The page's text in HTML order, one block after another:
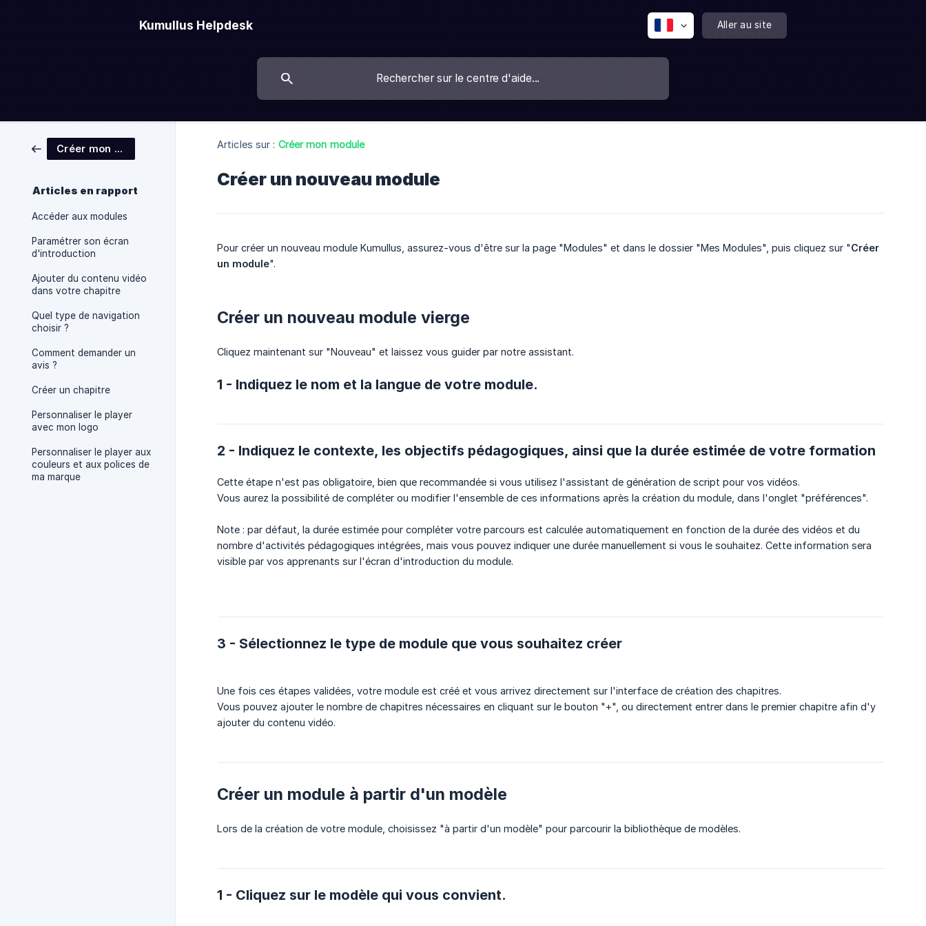
Kumullus Helpdesk Aller au site
Créer mon module
Articles en rapport
Accéder aux modules
Paramétrer son écran
d'introduction
Ajouter du contenu vidéo
dans votre chapitre
Quel type de navigation
choisir ?
Comment demander un
avis ?
Créer un chapitre
Personnaliser le player
avec mon logo
Personnaliser le player aux
couleurs et aux polices de
ma marque
Articles sur : Créer mon module
Créer un nouveau module
Pour créer un nouveau module Kumullus, assurez-vous d'être sur la page "Modules" et dans le dossier "Mes Modules", puis cliquez sur "Créer
un module".
Créer un nouveau module vierge
Cliquez maintenant sur "Nouveau" et laissez vous guider par notre assistant.
1 - Indiquez le nom et la langue de votre module.
2 - Indiquez le contexte, les objectifs pédagogiques, ainsi que la durée estimée de votre formation
Cette étape n'est pas obligatoire, bien que recommandée si vous utilisez l'assistant de génération de script pour vos vidéos.
Vous aurez la possibilité de compléter ou modifier l'ensemble de ces informations après la création du module, dans l'onglet "préférences".
Note : par défaut, la durée estimée pour compléter votre parcours est calculée automatiquement en fonction de la durée des vidéos et du
nombre d'activités pédagogiques intégrées, mais vous pouvez indiquer une durée manuellement si vous le souhaitez. Cette information sera
visible par vos apprenants sur l'écran d'introduction du module.
3 - Sélectionnez le type de module que vous souhaitez créer
Une fois ces étapes validées, votre module est créé et vous arrivez directement sur l'interface de création des chapitres.
Vous pouvez ajouter le nombre de chapitres nécessaires en cliquant sur le bouton "+", ou directement entrer dans le premier chapitre afin d'y
ajouter du contenu vidéo.
Créer un module à partir d'un modèle
Lors de la création de votre module, choisissez "à partir d'un modèle" pour parcourir la bibliothèque de modèles.
1 - Cliquez sur le modèle qui vous convient.